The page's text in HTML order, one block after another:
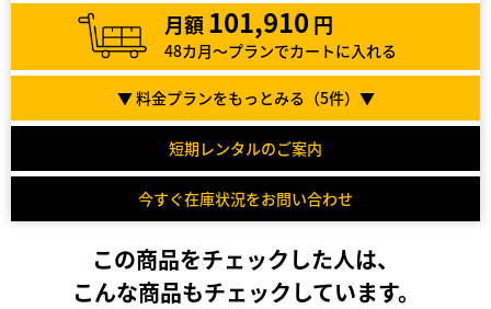
月額 101,910 円
48カ月～プランでカートに入れる
▼ 料金プランをもっとみる（5件）▼
短期レンタルのご案内
今すぐ在庫状況をお問い合わせ
この商品をチェックした人は、
こんな商品もチェックしています。